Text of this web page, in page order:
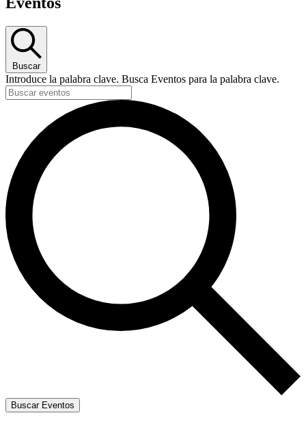
Buscar
Introduce la palabra clave. Busca Eventos para la palabra clave.
Buscar Eventos